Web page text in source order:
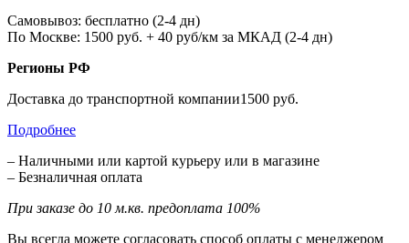
Самовывоз: бесплатно (2-4 дн)
По Москве: 1500 руб. + 40 руб/км за МКАД (2-4 дн)
Регионы РФ
Доставка до транспортной компании1500 руб.
Подробнее
– Наличными или картой курьеру или в магазине
– Безналичная оплата
При заказе до 10 м.кв. предоплата 100%
Вы всегда можете согласовать способ оплаты с менеджером